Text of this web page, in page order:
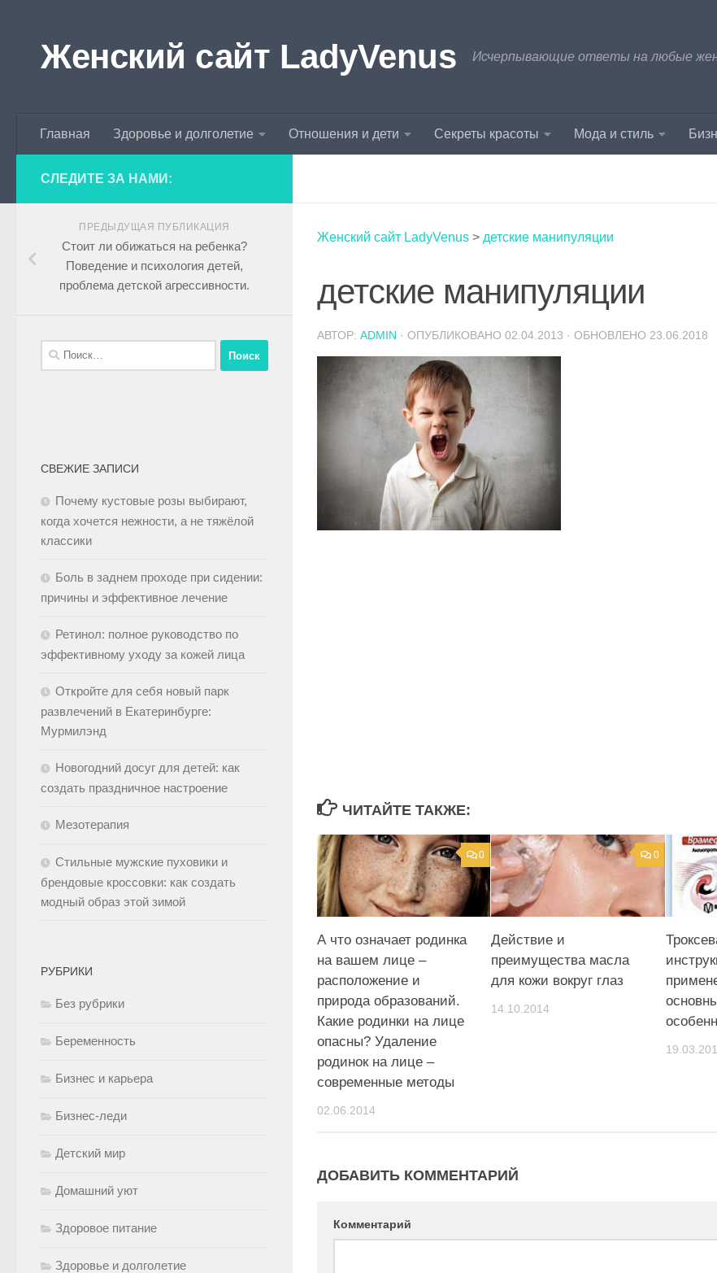
Женский сайт LadyVenus Исчерпывающие ответы на любые
Главная Здоровье и долголетие Отношения и дети Секреты красоты Мода и стиль
Женский сайт LadyVenus > детские манипуляции
детские манипуляции
АВТОР: ADMIN · ОПУБЛИКОВАНО 02.04.2013 · ОБНОВЛЕНО 23.06.2018
ЧИТАЙТЕ ТАКЖЕ:
0
А что означает родинка
на вашем лице –
расположение и
природа образований.
Какие родинки на лице
опасны? Удаление
родинок на лице –
современные методы
02.06.2014
0
Действие и
преимущества масла
для кожи вокруг глаз
14.10.2014
ДОБАВИТЬ КОММЕНТАРИЙ
Комментарий
СЛЕДИТЕ ЗА НАМИ:
ПРЕДЫДУЩАЯ ПУБЛИКАЦИЯ
Стоит ли обижаться на ребенка?
Поведение и психология детей,
проблема детской агрессивности.
СВЕЖИЕ ЗАПИСИ
Почему кустовые розы выбирают,
когда хочется нежности, а не тяжёлой
классики
Боль в заднем проходе при сидении:
причины и эффективное лечение
Ретинол: полное руководство по
эффективному уходу за кожей лица
Откройте для себя новый парк
развлечений в Екатеринбурге:
Мурмилэнд
Новогодний досуг для детей: как
создать праздничное настроение
Мезотерапия
Стильные мужские пуховики и
брендовые кроссовки: как создать
модный образ этой зимой
РУБРИКИ
Без рубрики
Беременность
Бизнес и карьера
Бизнес-леди
Детский мир
Домашний уют
Здоровое питание
Здоровье и долголетие